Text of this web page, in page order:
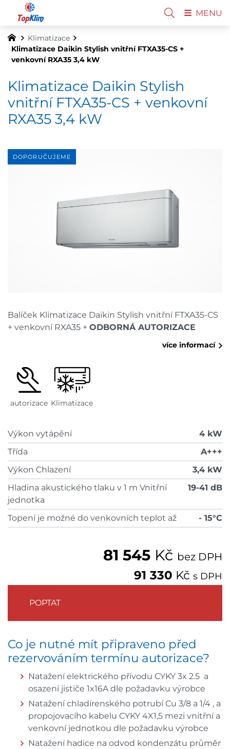
Klimatizace
Klimatizace Daikin Stylish vnitřní FTXA35-CS +
venkovní RXA35 3,4 kW
Klimatizace Daikin Stylish
vnitřní FTXA35-CS + venkovní
RXA35 3,4 kW
DOPORUČUJEME
autorizace Klimatizace
Balíček Klimatizace Daikin Stylish vnitřní FTXA35-CS
+ venkovní RXA35 + ODBORNÁ AUTORIZACE
více informací
81 545 Kč bez DPH
91 330 Kč s DPH
POPTAT
Výkon vytápění
4 kW
Třída
A+++
Výkon Chlazení
3,4 kW
Hladina akustického tlaku v 1 m Vnitřní
jednotka
19-41 dB
Topení je možné do venkovních teplot až - 15°C
Co je nutné mít připraveno před
rezervováním termínu autorizace?
Natažení elektrického přívodu CYKY 3x 2.5 a
osazení jističe 1x16A dle požadavku výrobce
Natažení chladírenského potrubí Cu 3/8 a 1/4 , a
propojovacího kabelu CYKY 4X1,5 mezi vnitřní a
venkovní jednotkou dle požadavku výrobce
Natažení hadice na odvod kondenzátu průměr
MENU